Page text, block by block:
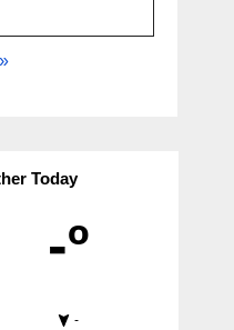
Today
-º
-